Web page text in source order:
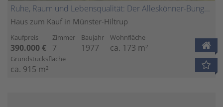
Ruhe, Raum und Lebensqualität: Der Alleskönner-Bungalow am Emmerbach
Haus zum Kauf in Münster-Hiltrup
Kaufpreis
390.000 €
Zimmer
7
Baujahr
1977
Wohnfläche
ca. 173 m²
Grundstücksfläche
ca. 915 m²